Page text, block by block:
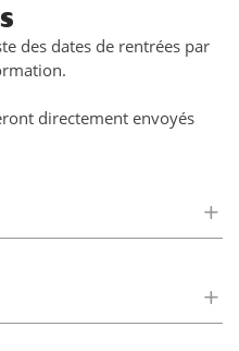
des dates de rentrées par
directement envoyés